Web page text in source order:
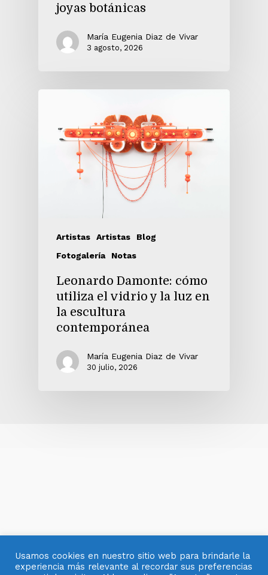
joyas botánicas
María Eugenia Diaz de Vivar
3 agosto, 2026
Artistas Artistas
Blog
Fotogalería
Notas
Leonardo Damonte: cómo
utiliza el vidrio y la luz en
la escultura
contemporánea
María Eugenia Diaz de Vivar
30 julio, 2026
© 2007- 2025 OBJETOS CON VIDRIO
Usamos cookies en nuestro sitio web para brindarle la
experiencia más relevante al recordar sus preferencias